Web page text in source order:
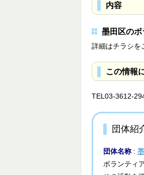
内容
墨田区の
詳細はチラシを
この情報
TEL03-3612-
団体紹
団体名称 :
ボランティ